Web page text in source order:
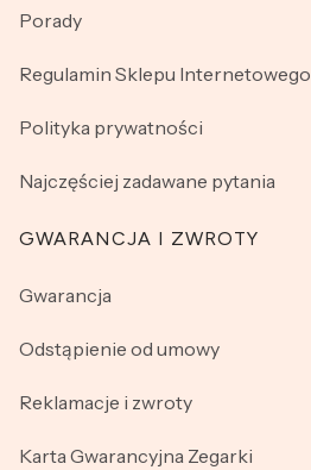
Porady
Regulamin Sklepu Internetowego
Polityka prywatności
Najczęściej zadawane pytania
GWARANCJA I ZWROTY
Gwarancja
Odstąpienie od umowy
Reklamacje i zwroty
Karta Gwarancyjna Zegarki